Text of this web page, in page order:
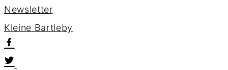
Newsletter
Kleine Bartleby